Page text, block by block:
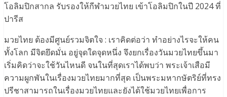
โอลิมปิกสากล รับรองให้กีฬามวยไทย เข้าโอลิมปิกในปี 2024 ที่
ปารีส
มวยไทย ต้องมีศูนย์รวมจิตใจ : เราคิดต่อว่า ทำอย่างไรจะให้คน
ทั้งโลก มีจิตยึดมั่น อยู่จุดใดจุดหนึ่ง จึงยกเรื่องวันมวยไทยขึ้นมา
เริ่มคิดว่าจะใช้วันไหนดี จนในที่สุดเราได้พบว่า พระเจ้าเสือมี
ความผูกพันในเรื่องมวยไทยมากที่สุด เป็นพระมหากษัตริย์ที่ทรง
ปรีชาสามารถในเรื่องมวยไทยและยังได้ใช้มวยไทยเพื่อการ